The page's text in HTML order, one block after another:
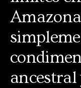
ancestral